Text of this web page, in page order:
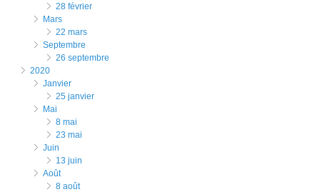
28 février
mars
22 mars
septembre
26 septembre
2020
janvier
25 janvier
mai
8 mai
23 mai
juin
13 juin
août
8 août